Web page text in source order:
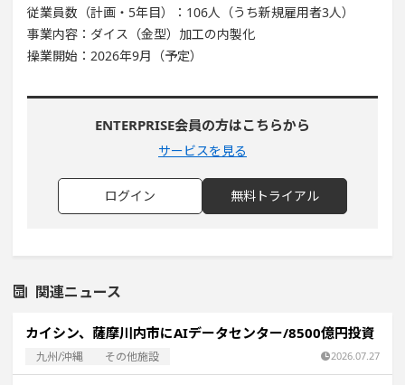
従業員数（計画・5年目）：106人（うち新規雇用者3人）
事業内容：ダイス（金型）加工の内製化
操業開始：2026年9月（予定）
ENTERPRISE会員の方はこちらから
サービスを見る
ログイン 無料トライアル
関連ニュース
カイシン、薩摩川内市にAIデータセンター/8500億円投資
九州/沖縄 その他施設 2026.07.27